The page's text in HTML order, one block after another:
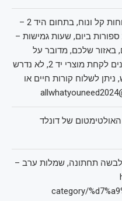
דרושים דרושות לעבודה בשירות לקוחות קל ונוח, בתחום היד 2 –
ביום, שעות גמישות –
באזור שלכם, מדובר על
מענה טלפוני ופיזי ללקוחות המעוניינים לקחת מוצרי יד 2, לא נדרש
15000-25000 בחודש, ניתן לשלוח קורות חיים או
של דונלד
הלבשה תחתונה, שמלות ערב –
category/